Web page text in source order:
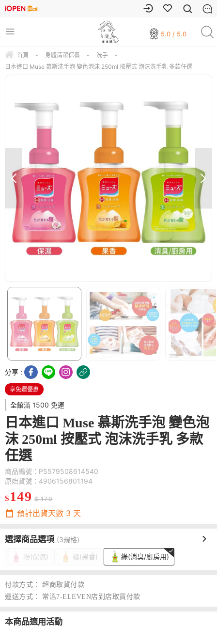
5.0 / 5.0
首頁 - 身體清潔保養 - 洗手
-
日本進口 Muse 慕斯洗手泡 變色泡沫 250ml 按壓式 泡沫洗手乳 多款任選
分享 :
享免運優惠
全館滿 1500 免運
日本進口 Muse 慕斯洗手泡 變色泡
沫 250ml 按壓式 泡沫洗手乳 多款
任選
商品編號：P5579508614540
原始貨號：4906156801194
$ 149 $ 170
預計出貨天數 3 天
選擇商品選項 (3規格)
粉(保濕) 橘(果香) 綠(消臭/廚房用)
付款方式：
超商取貨付款
運送方式：
常溫7-ELEVEN店到店取貨付款
本商品適用活動